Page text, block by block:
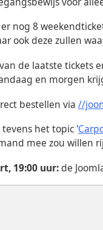
nog 8
ook deze zullen
de laatste tickets
en morgen
bestellen via//
het topic '
mee zou willen
19:00 uur:de